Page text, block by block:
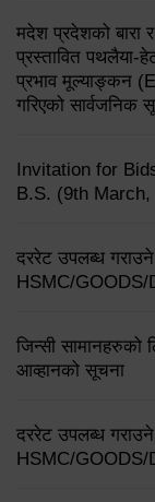
मदेश प्रदेशको बारा
प्रस्तावित पथलैया-
प्रभाव मूल्याङ्कन
गरिएको सार्वजनिक
Invitation for
B.S. (9th March,
दररेट उपलब्ध
HSMC/GOODS/
जिन्सी सामानहरुको
आव्हानको सूचना
दररेट उपलब्ध
HSMC/GOODS/